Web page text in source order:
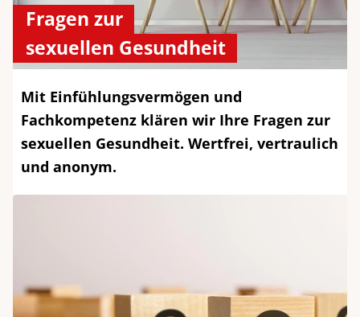
Fragen zur
sexuellen Gesundheit
Mit Einfühlungsvermögen und
Fachkompetenz klären wir Ihre Fragen zur
sexuellen Gesundheit. Wertfrei, vertraulich
und anonym.